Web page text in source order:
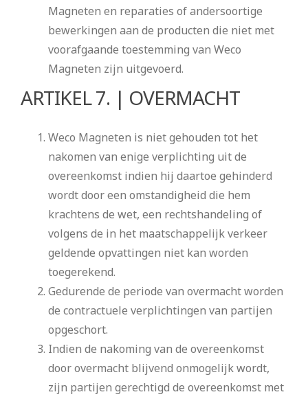
Magneten en reparaties of andersoortige
bewerkingen aan de producten die niet met
voorafgaande toestemming van Weco
Magneten zijn uitgevoerd.
ARTIKEL 7. | OVERMACHT
Weco Magneten is niet gehouden tot het
nakomen van enige verplichting uit de
overeenkomst indien hij daartoe gehinderd
wordt door een omstandigheid die hem
krachtens de wet, een rechtshandeling of
volgens de in het maatschappelijk verkeer
geldende opvattingen niet kan worden
toegerekend.
Gedurende de periode van overmacht worden
de contractuele verplichtingen van partijen
opgeschort.
Indien de nakoming van de overeenkomst
door overmacht blijvend onmogelijk wordt,
zijn partijen gerechtigd de overeenkomst met